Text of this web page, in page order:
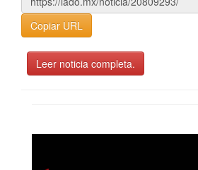
Copiar URL
Leer noticia completa.